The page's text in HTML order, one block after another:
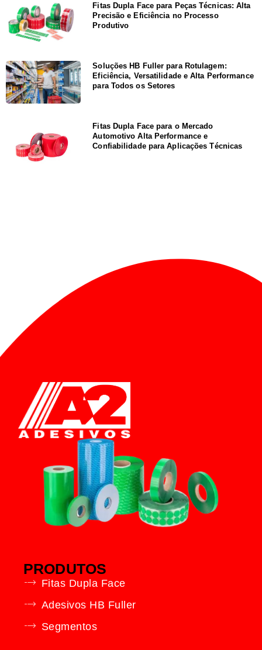
Fitas Dupla Face para Peças Técnicas: Alta
Precisão e Eficiência no Processo
Produtivo
Soluções HB Fuller para Rotulagem:
Eficiência, Versatilidade e Alta Performance
para Todos os Setores
Fitas Dupla Face para o Mercado
Automotivo Alta Performance e
Confiabilidade para Aplicações Técnicas
PRODUTOS
Fitas Dupla Face
Adesivos HB Fuller
Segmentos